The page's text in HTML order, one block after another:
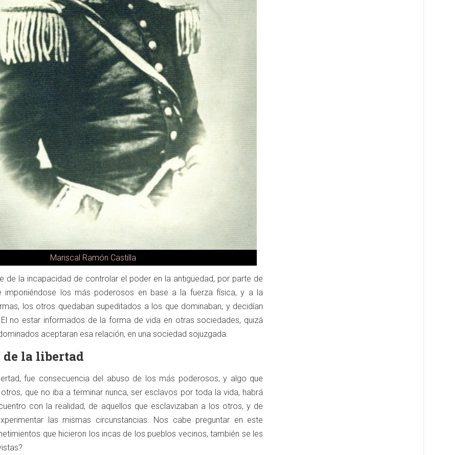
Mariscal Ramón Castilla
de la incapacidad de controlar el poder en la antigüedad, por parte de
imponiéndose los más poderosos en base a la fuerza física, y a la
los otros quedaban supeditados a los que dominaban, y decidían
no estar informados de la forma de vida en otras sociedades, quizá
aceptaran esa relación, en una sociedad sojuzgada.
la libertad
fue consecuencia del abuso de los más poderosos, y algo que
que no iba a terminar nunca, ser esclavos por toda la vida, habrá
con la realidad, de aquellos que esclavizaban a los otros, y de
las mismas circunstancias. Nos cabe preguntar en este
que hicieron los incas de los pueblos vecinos, también se les